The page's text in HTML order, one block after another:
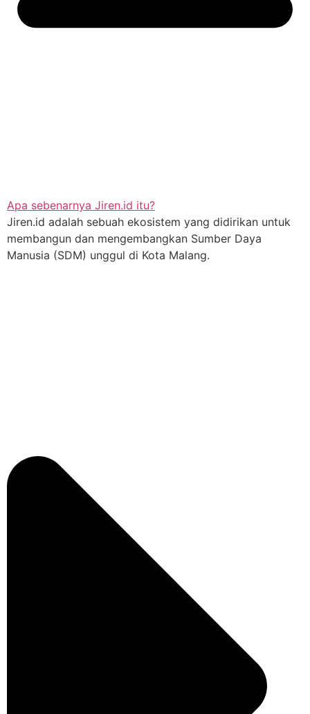
Apa sebenarnya Jiren.id itu?
Jiren.id adalah sebuah ekosistem yang didirikan untuk
membangun dan mengembangkan Sumber Daya
Manusia (SDM) unggul di Kota Malang.